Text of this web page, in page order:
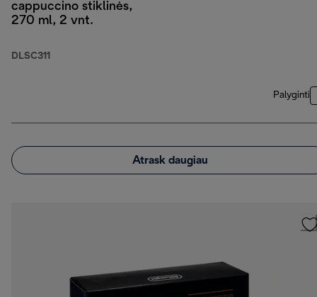
cappuccino stiklinės,
270 ml, 2 vnt.
DLSC311
Palyginti
Atrask daugiau